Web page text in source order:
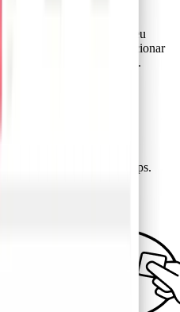
Pliant como o seu cartão
vá a Definições no seu
& Apple Pay. Aí pode selecionar
" Transações predefinidas".
Pay?
lojas, na Internet e em apps.
símbolos: